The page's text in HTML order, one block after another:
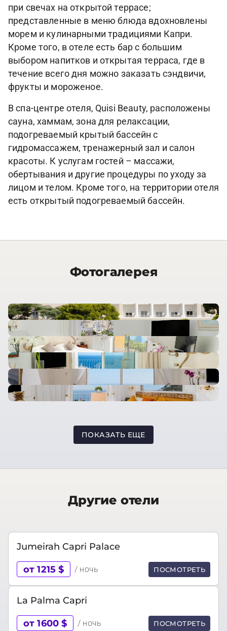
при свечах на открытой террасе;
представленные в меню блюда вдохновлены
морем и кулинарными традициями Капри.
Кроме того, в отеле есть бар с большим
выбором напитков и открытая терраса, где в
течение всего дня можно заказать сэндвичи,
фрукты и мороженое.
В спа-центре отеля, Quisi Beauty, расположены
сауна, хаммам, зона для релаксации,
подогреваемый крытый бассейн с
гидромассажем, тренажерный зал и салон
красоты. К услугам гостей – массажи,
обертывания и другие процедуры по уходу за
лицом и телом. Кроме того, на территории отеля
есть открытый подогреваемый бассейн.
Фотогалерея
ПОКАЗАТЬ ЕЩЕ
Другие отели
Jumeirah Capri Palace
от 1215 $ / ночь ПОСМОТРЕТЬ
La Palma Capri
от 1600 $ / ночь ПОСМОТРЕТЬ